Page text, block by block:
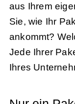
aus Ihrem
Sie, wie Ihr
ankommt?
Jede Ihrer
Ihres